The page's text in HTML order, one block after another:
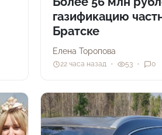
газификацию
Братске
Елена Торопова
22 часа назад 53 0